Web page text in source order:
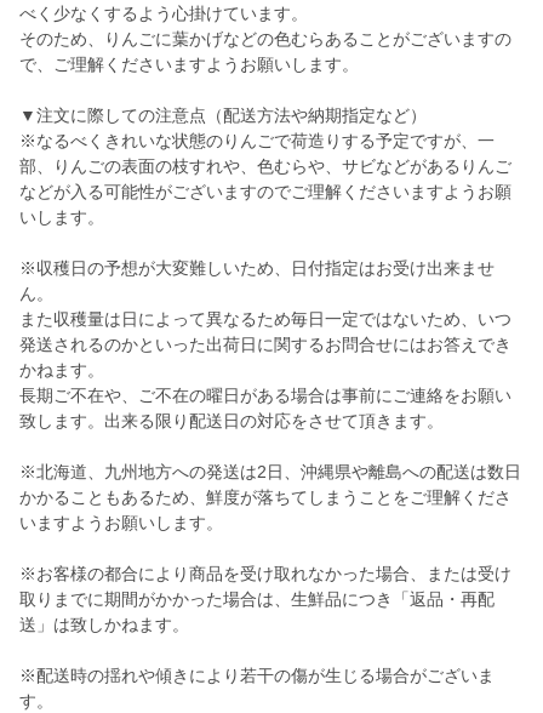
べく少なくするよう心掛けています。
そのため、りんごに葉かげなどの色むらあることがございますの
で、ご理解くださいますようお願いします。
▼注文に際しての注意点（配送方法や納期指定など）
※なるべくきれいな状態のりんごで荷造りする予定ですが、一
部、りんごの表面の枝すれや、色むらや、サビなどがあるりんご
などが入る可能性がございますのでご理解くださいますようお願
いします。
※収穫日の予想が大変難しいため、日付指定はお受け出来ませ
ん。
また収穫量は日によって異なるため毎日一定ではないため、いつ
発送されるのかといった出荷日に関するお問合せにはお答えでき
かねます。
長期ご不在や、ご不在の曜日がある場合は事前にご連絡をお願い
致します。出来る限り配送日の対応をさせて頂きます。
※北海道、九州地方への発送は2日、沖縄県や離島への配送は数日
かかることもあるため、鮮度が落ちてしまうことをご理解くださ
いますようお願いします。
※お客様の都合により商品を受け取れなかった場合、または受け
取りまでに期間がかかった場合は、生鮮品につき「返品・再配
送」は致しかねます。
※配送時の揺れや傾きにより若干の傷が生じる場合がございま
す。